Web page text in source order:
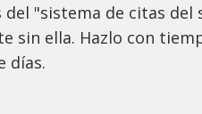
"sistema de citas del
sin ella. Hazlo con
días.